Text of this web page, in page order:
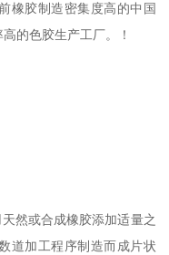
橡胶制造密集度高的中国
的色胶生产工厂。！
然或合成橡胶添加适量之
道加工程序制造而成片状